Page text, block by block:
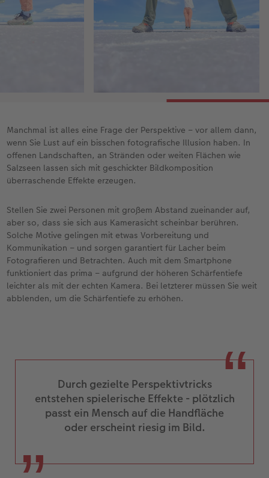
Manchmal ist alles eine Frage der Perspektive – vor allem dann,
wenn Sie Lust auf ein bisschen fotografische Illusion haben. In
offenen Landschaften, an Stränden oder weiten Flächen wie
Salzseen lassen sich mit geschickter Bildkomposition
überraschende Effekte erzeugen.
Stellen Sie zwei Personen mit großem Abstand zueinander auf,
aber so, dass sie sich aus Kamerasicht scheinbar berühren.
Solche Motive gelingen mit etwas Vorbereitung und
Kommunikation – und sorgen garantiert für Lacher beim
Fotografieren und Betrachten. Auch mit dem Smartphone
funktioniert das prima – aufgrund der höheren Schärfentiefe
leichter als mit der echten Kamera. Bei letzterer müssen Sie weit
abblenden, um die Schärfentiefe zu erhöhen.
Durch gezielte Perspektivtricks
entstehen spielerische Effekte - plötzlich
passt ein Mensch auf die Handfläche
oder erscheint riesig im Bild.